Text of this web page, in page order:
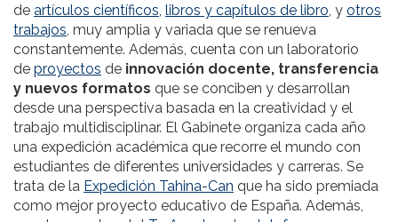
de artículos científicos, libros y capítulos de libro , y otros
trabajos , muy amplia y variada que se renueva
constantemente. Además, cuenta con un laboratorio
de proyectos de innovación docente, transferencia
y nuevos formatos que se conciben y desarrollan
desde una perspectiva basada en la creatividad y el
trabajo multidisciplinar. El Gabinete organiza cada año
una expedición académica que recorre el mundo con
estudiantes de diferentes universidades y carreras. Se
trata de la Expedición Tahina-Can que ha sido premiada
como mejor proyecto educativo de España. Además,